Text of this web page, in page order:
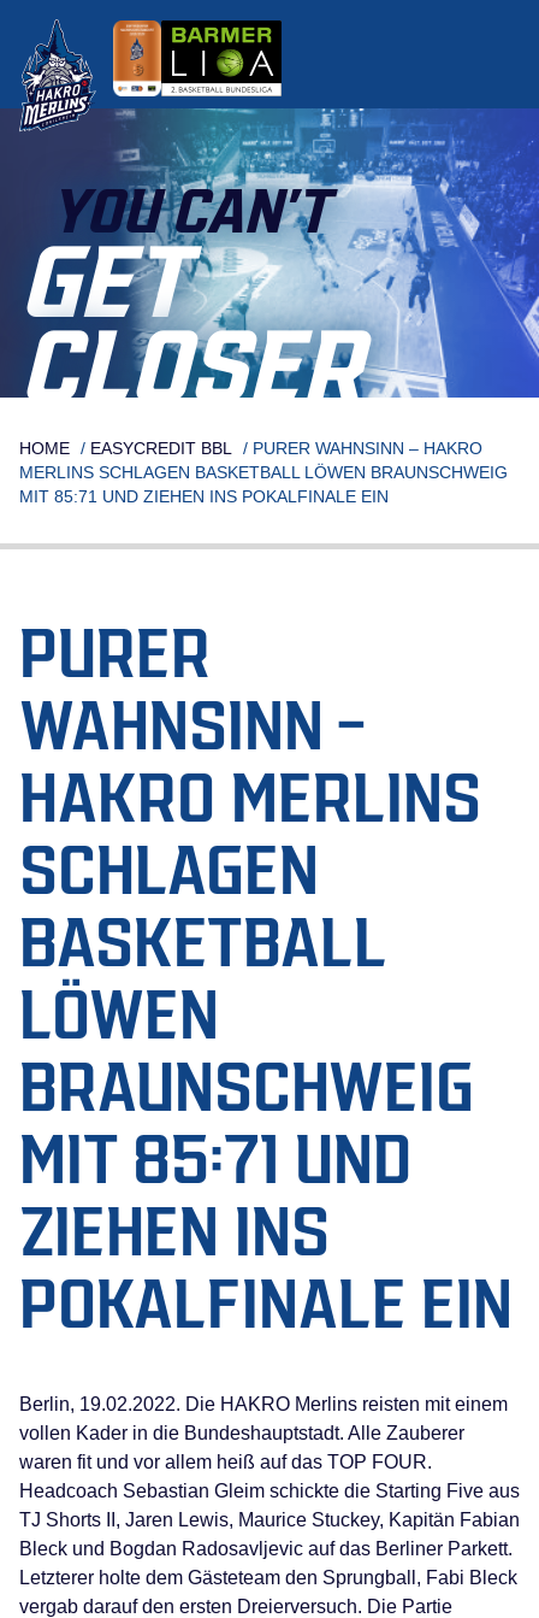
content
YOU CAN’T
GET
CLOSER
HOME / EASYCREDIT BBL / PURER WAHNSINN – HAKRO
MERLINS SCHLAGEN BASKETBALL LÖWEN BRAUNSCHWEIG
MIT 85:71 UND ZIEHEN INS POKALFINALE EIN
PURER
WAHNSINN –
HAKRO MERLINS
SCHLAGEN
BASKETBALL
LÖWEN
BRAUNSCHWEIG
MIT 85:71 UND
ZIEHEN INS
POKALFINALE EIN
Berlin, 19.02.2022. Die HAKRO Merlins reisten mit einem
vollen Kader in die Bundeshauptstadt. Alle Zauberer
waren fit und vor allem heiß auf das TOP FOUR.
Headcoach Sebastian Gleim schickte die Starting Five aus
TJ Shorts II, Jaren Lewis, Maurice Stuckey, Kapitän Fabian
Bleck und Bogdan Radosavljevic auf das Berliner Parkett.
Letzterer holte dem Gästeteam den Sprungball, Fabi Bleck
vergab darauf den ersten Dreierversuch. Die Partie